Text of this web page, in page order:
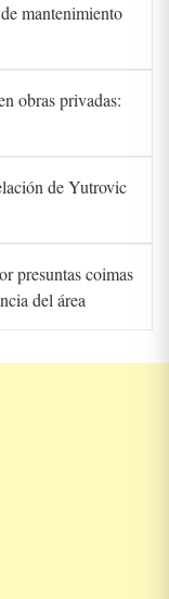
mantenimiento
obras privadas:
de Yutrovic
presuntas coimas
del área